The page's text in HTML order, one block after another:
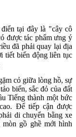
tại đây là "cây cô
được tác phẩm ưng ý
đã phải quay lại địa
tiết biến động liên tục
cỏ giữa lòng hồ, sự
biển, sắc đỏ của đất
Tiếng thành một bức
Để tiếp cận được
di chuyển bằng xe
gồ ghề mới hình